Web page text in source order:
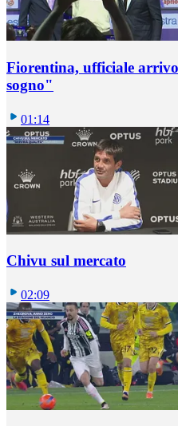
Fiorentina, ufficiale
sogno"
01:14
Chivu sul mercato
02:09